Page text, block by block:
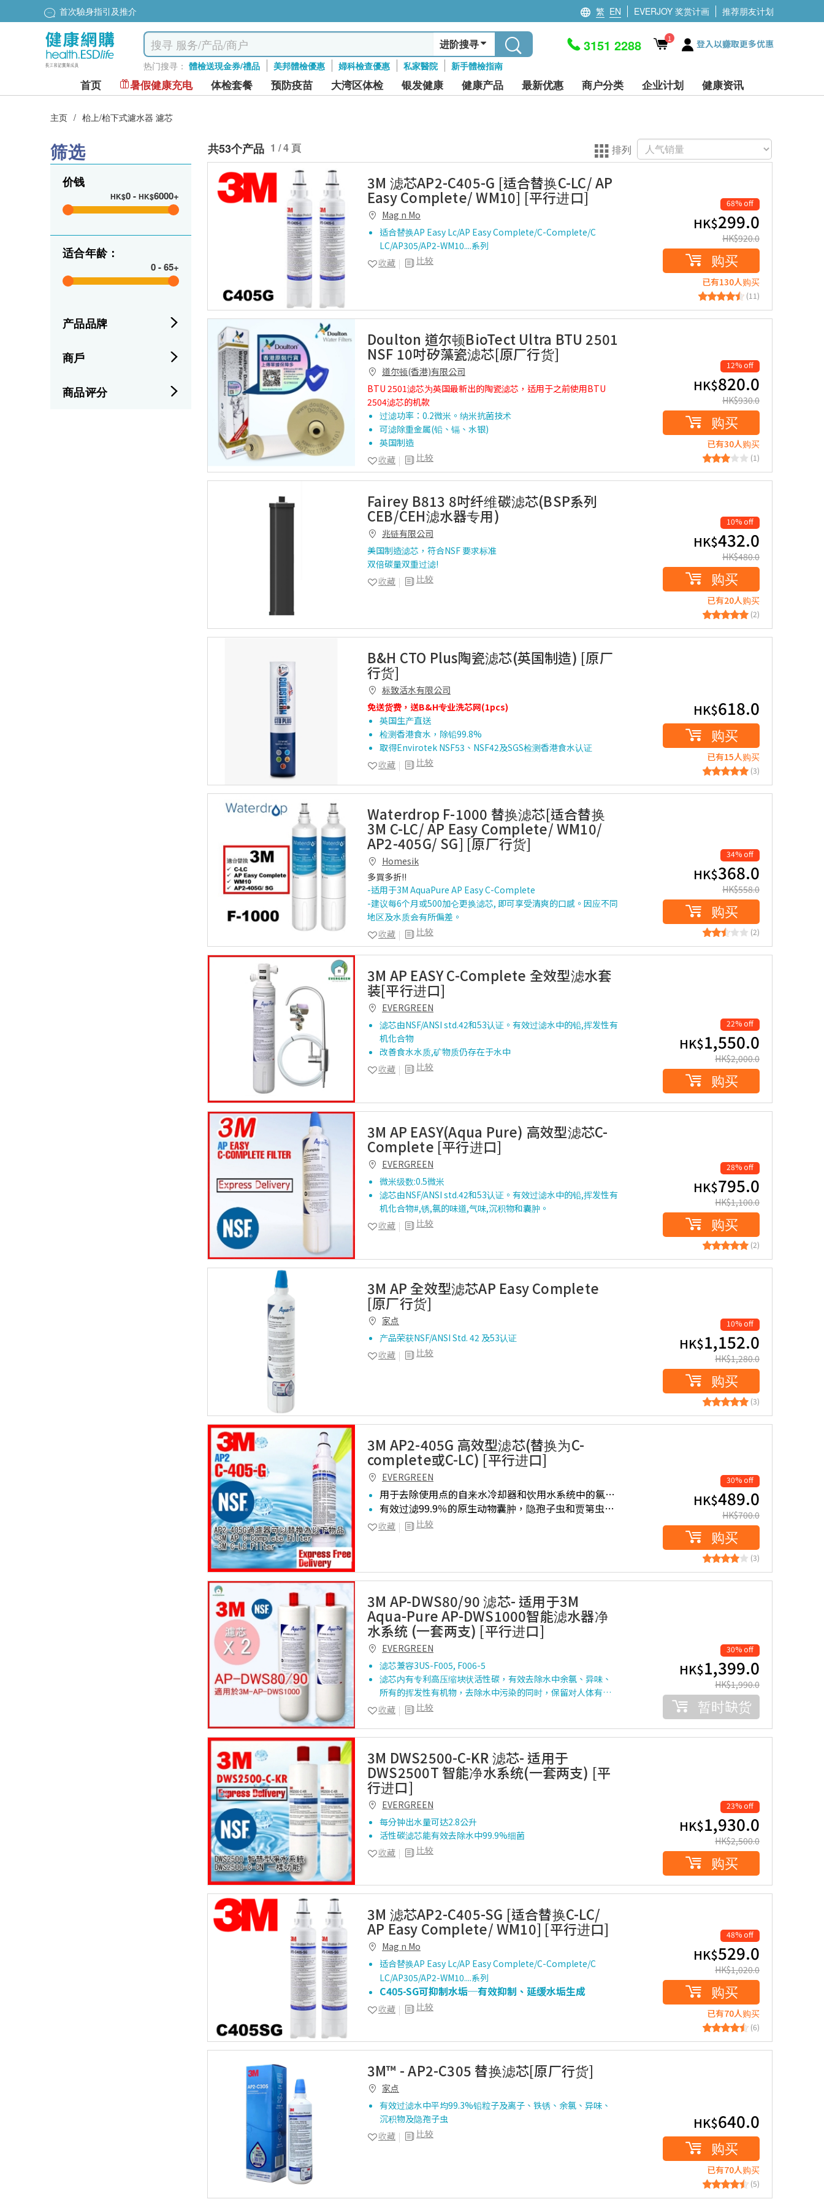
首次驗身指引及推介 繁 EN EVERJOY 奖赏计画 推荐朋友计划
进阶搜寻
热门搜寻： 體檢送現金券/禮品 美邦體檢優惠 婦科檢查優惠 私家醫院 新手體檢指南
3151 2288 1 登入以赚取更多优惠
首页 暑假健康充电 体检套餐 预防疫苗 大湾区体检 银发健康 健康产品 最新优惠 商户分类 企业计划 健康资讯
主页 / 枱上/枱下式濾水器 濾芯
筛选
价钱
HK$0- HK$6000+
适合年龄：
0-65+
产品品牌
商戶
商品评分
共53个产品 1 / 4 頁 排列
3M 滤芯AP2-C405-G [适合替换C-LC/ AP
Easy Complete/ WM10] [平行进口]
Mag n Mo
适合替换AP Easy Lc/AP Easy Complete/C-Complete/C
LC/AP305/AP2-WM10....系列
比较
收藏
68% off
HK$299.0
HK$920.0
购买
已有130人购买
(11)
Doulton 道尔顿BioTect Ultra BTU 2501
NSF 10吋矽藻瓷滤芯[原厂行货]
道尔顿(香港)有限公司
BTU 2501滤芯为英国最新出的陶瓷滤芯，适用于之前使用BTU
2504滤芯的机款
过滤功率：0.2微米。纳米抗菌技术
可滤除重金属(铅、镉、水银)
英国制造
比较
收藏
12% off
HK$820.0
HK$930.0
购买
已有30人购买
(1)
Fairey B813 8吋纤维碳滤芯(BSP系列
CEB/CEH滤水器专用)
兆链有限公司
美国制造滤芯，符合NSF 要求标准
双倍碳量双重过滤!
比较
收藏
10% off
HK$432.0
HK$480.0
购买
已有20人购买
(2)
B&H CTO Plus陶瓷滤芯(英国制造) [原厂
行货]
标致活水有限公司
免送货费，送B&H专业洗芯网(1pcs)
英国生产直送
检测香港食水，除铅99.8%
取得Envirotek NSF53、NSF42及SGS检测香港食水认证
比较
收藏
HK$618.0
购买
已有15人购买
(3)
Waterdrop F-1000 替换滤芯[适合替换
3M C-LC/ AP Easy Complete/ WM10/
AP2-405G/ SG] [原厂行货]
Homesik
多買多折!!
-适用于3M AquaPure AP Easy C-Complete
-建议每6个月或500加仑更换滤芯, 即可享受清爽的口感。因应不同
地区及水质会有所偏差。
比较
收藏
34% off
HK$368.0
HK$558.0
购买
(2)
3M AP EASY C-Complete 全效型滤水套
装[平行进口]
EVERGREEN
滤芯由NSF/ANSI std.42和53认证。有效过滤水中的铅,挥发性有
机化合物
改善食水水质,矿物质仍存在于水中
比较
收藏
22% off
HK$1,550.0
HK$2,000.0
购买
3M AP EASY(Aqua Pure) 高效型滤芯C-
Complete [平行进口]
EVERGREEN
微米级数:0.5微米
滤芯由NSF/ANSI std.42和53认证。有效过滤水中的铅,挥发性有
机化合物#,锈,氯的味道,气味,沉积物和囊肿。
比较
收藏
28% off
HK$795.0
HK$1,100.0
购买
(2)
3M AP 全效型滤芯AP Easy Complete
[原厂行货]
家点
产品荣获NSF/ANSI Std. 42 及53认证
比较
收藏
10% off
HK$1,152.0
HK$1,280.0
购买
(3)
3M AP2-405G 高效型滤芯(替换为C-
complete或C-LC) [平行进口]
EVERGREEN
用于去除使用点的自来水冷却器和饮用水系统中的氯…
有效过滤99.9％的原生动物囊肿，隐孢子虫和贾第虫…
比较
收藏
30% off
HK$489.0
HK$700.0
购买
(3)
3M AP-DWS80/90 滤芯- 适用于3M
Aqua-Pure AP-DWS1000智能滤水器净
水系统 (一套两支) [平行进口]
EVERGREEN
滤芯兼容3US-F005, F006-5
滤芯内有专利高压缩块状活性碳，有效去除水中余氯、异味、
所有的挥发性有机物，去除水中污染的同时，保留对人体有…
比较
收藏
30% off
HK$1,399.0
HK$1,990.0
暂时缺货
3M DWS2500-C-KR 滤芯- 适用于
DWS2500T 智能净水系统(一套两支) [平
行进口]
EVERGREEN
每分钟出水量可达2.8公升
活性碳滤芯能有效去除水中99.9%细菌
比较
收藏
23% off
HK$1,930.0
HK$2,500.0
购买
3M 滤芯AP2-C405-SG [适合替换C-LC/
AP Easy Complete/ WM10] [平行进口]
Mag n Mo
适合替换AP Easy Lc/AP Easy Complete/C-Complete/C
LC/AP305/AP2-WM10....系列
C405-SG可抑制水垢─有效抑制、延缓水垢生成
比较
收藏
48% off
HK$529.0
HK$1,020.0
购买
已有70人购买
(6)
3M™ - AP2-C305 替换滤芯[原厂行货]
家点
有效过滤水中平均99.3%铅粒子及离子、铁锈、余氯、异味、
沉积物及隐孢子虫
比较
收藏
HK$640.0
购买
已有70人购买
(5)